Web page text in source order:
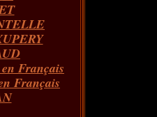
Français
Français